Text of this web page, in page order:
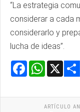
“La estrategia
considerar a cada
considerarlo y
lucha de ideas”.
Facebook
WhatsApp
ARTÍCULO